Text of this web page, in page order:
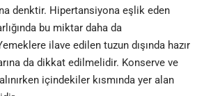
denktir. Hipertansiyona eşlik eden
bu miktar daha da
ilave edilen tuzun dışında hazır
da dikkat edilmelidir. Konserve ve
içindekiler kısmında yer alan